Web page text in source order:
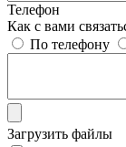
Телефон
Как с вами
По телефону
Загрузить файлы